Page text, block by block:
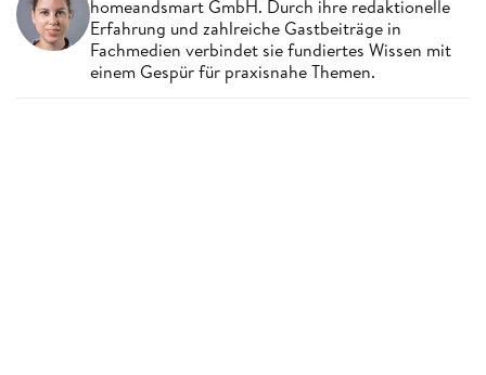
homeandsmart GmbH. Durch ihre redaktionelle
Erfahrung und zahlreiche Gastbeiträge in
Fachmedien verbindet sie fundiertes Wissen mit
einem Gespür für praxisnahe Themen.